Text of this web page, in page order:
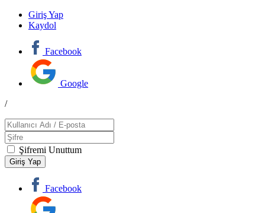
Giriş Yap
Kaydol
Facebook
Google
/
Şifremi Unuttum
Facebook